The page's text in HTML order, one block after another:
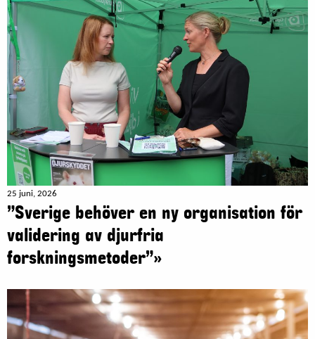
25 juni, 2026
”Sverige behöver en ny organisation för
validering av djurfria
forskningsmetoder”»